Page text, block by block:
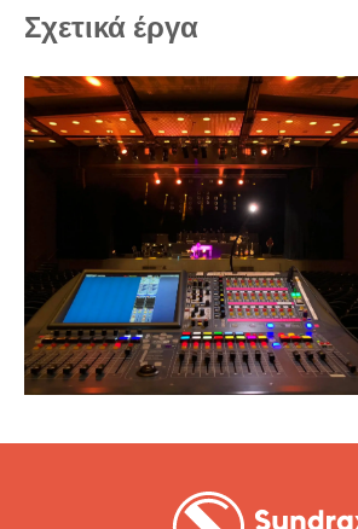
Σχετικά έργα